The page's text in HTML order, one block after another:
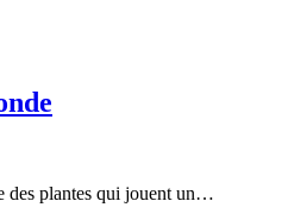
des plantes qui jouent un…